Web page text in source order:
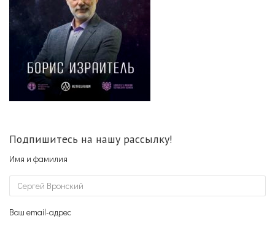
Подпишитесь на нашу рассылку!
Имя и фамилия
Ваш email-адрес